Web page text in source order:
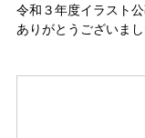
令和３年度イラスト
ありがとうございま